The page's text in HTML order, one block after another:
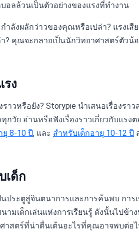
ลล้วนเป็นตัวอย่างของแรงที่ทำงาน
ลังผลักว่าวของคุณหรือเปล่า? แรงเสี
คุณจะกลายเป็นนักวิทยาศาสตร์ตัวน้
รง
วหรือยัง? Storypie นำเสนอเรื่องรา
กวัย อ่านหรือฟังเรื่องราวเกี่ยวกับแรง
ยุ 8-10 ปี, และ สำหรับเด็กอายุ 10-12 ปี
เด็ก
ประตูสู่จินตนาการและการค้นพบ การ
ามเด็กเล่นแห่งการเรียนรู้ ดังนั้นไปข้า
าสตร์ที่น่าตื่นเต้นอะไรที่คุณอาจพบต่อ